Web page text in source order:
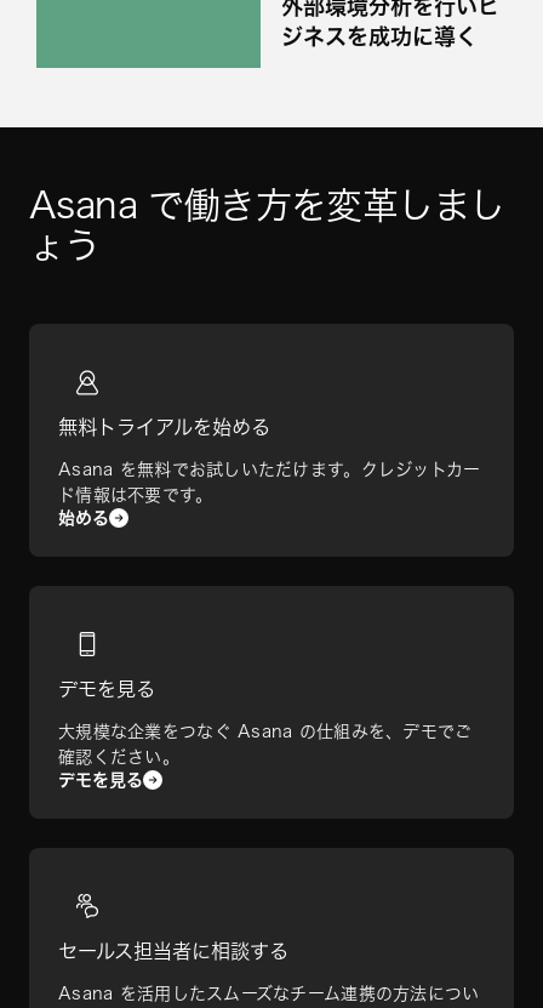
外部環境分析を行いビ
ジネスを成功に導く
Asana で働き方を変革しまし
ょう
無料トライアルを始める
Asana を無料でお試しいただけます。クレジットカー
ド情報は不要です。
始める
デモを見る
大規模な企業をつなぐ Asana の仕組みを、デモでご
確認ください。
デモを見る
セールス担当者に相談する
Asana を活用したスムーズなチーム連携の方法につい